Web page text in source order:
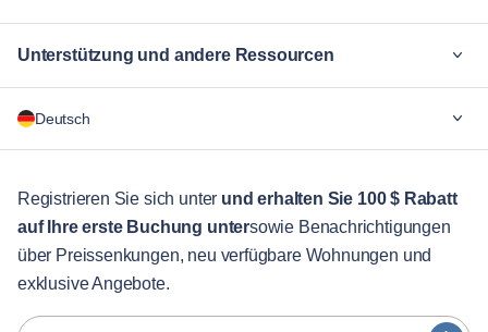
Unterstützung und andere Ressourcen
Für Unternehmen
Gästebetreuung
Stadt-Guide
Partner
Deutsch
English
Português
Español
Registrieren Sie sich unter und erhalten Sie 100 $ Rabatt
auf Ihre erste Buchung untersowie Benachrichtigungen
über Preissenkungen, neu verfügbare Wohnungen und
exklusive Angebote.